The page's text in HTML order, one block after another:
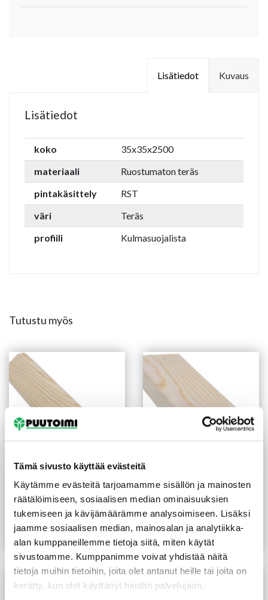
Tämä sivusto käyttää evästeitä
Käytämme evästeitä tarjoamamme sisällön ja mainosten
räätälöimiseen, sosiaalisen median ominaisuuksien
tukemiseen ja kävijämäärämme analysoimiseen. Lisäksi
jaamme sosiaalisen median, mainosalan ja analytiikka-
alan kumppaneillemme tietoja siitä, miten käytät
sivustoamme. Kumppanimme voivat yhdistää näitä
tietoja muihin tietoihin, joita olet antanut heille tai joita on
kerätty, kun olet käyttänyt heidän palvelujaan.
Kuvaus
Lisätiedot
Lisätiedot
koko
35x35x2500
materiaali
Ruostumaton teräs
pintakäsittely
RST
väri
Teräs
profiili
Kulmasuojalista
Tutustu myös
Reunalista
21X21/13X3300 mm
mänty
7,50€/kpl(2,27 €/m)
Lue lisää
Peitelista 12X32X3300
mm mänty
5,50€/kpl(1,67 €/m)
Lue lisää